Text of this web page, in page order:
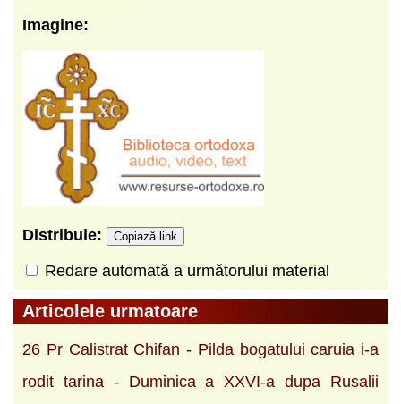
Imagine:
Distribuie: Copiază link
Redare automată a următorului material
Articolele urmatoare
26 Pr Calistrat Chifan - Pilda bogatului caruia i-a
rodit tarina - Duminica a XXVI-a dupa Rusalii